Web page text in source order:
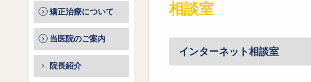
矯正治療について
当医院のご案内
院長紹介
相談室
インターネット相談室